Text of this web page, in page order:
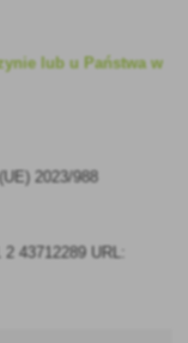
lub u Państwa w
2023/988
43712289 URL: